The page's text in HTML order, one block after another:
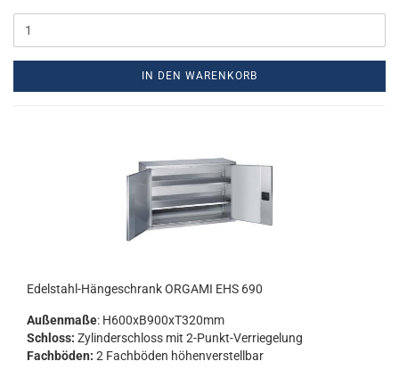
IN DEN WARENKORB
Edelstahl-​​Hän­ge­schrank OR­GA­MI EHS 690
Au­ßen­ma­ße: H600xB900xT320mm
Schloss: Zy­lin­der­schloss mit 2-​Punkt-Verriegelung
Fach­bö­den: 2 Fach­bö­den hö­hen­ver­stell­bar